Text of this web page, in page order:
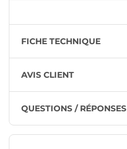
FICHE TECHNIQUE
AVIS CLIENT
QUESTIONS / RÉPONSES